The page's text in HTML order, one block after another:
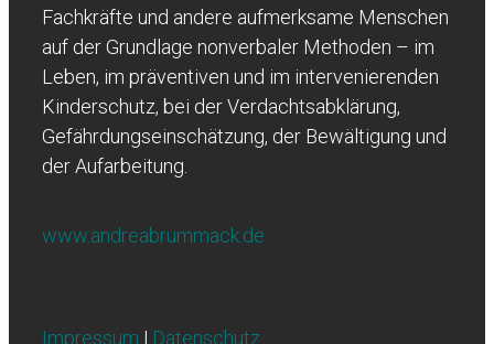
Fachkräfte und andere aufmerksame Menschen
auf der Grundlage nonverbaler Methoden – im
Leben, im präventiven und im intervenierenden
Kinderschutz, bei der Verdachtsabklärung,
Gefährdungseinschätzung, der Bewältigung und
der Aufarbeitung.
www.andreabrummack.de
Impressum | Datenschutz